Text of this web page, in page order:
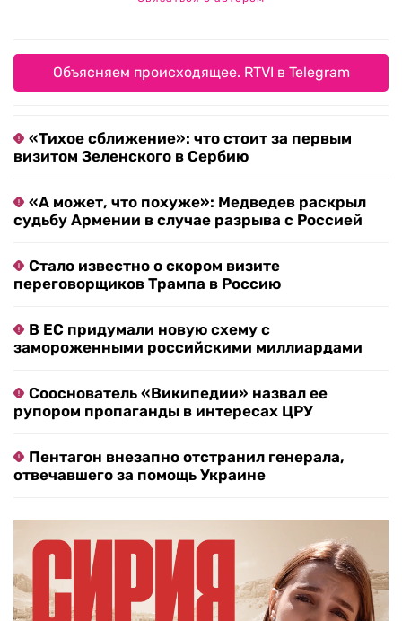
Объясняем происходящее. RTVI в Telegram
«Тихое сближение»: что стоит за первым
визитом Зеленского в Сербию
«А может, что похуже»: Медведев раскрыл
судьбу Армении в случае разрыва с Россией
Стало известно о скором визите
переговорщиков Трампа в Россию
В ЕС придумали новую схему с
замороженными российскими миллиардами
Сооснователь «Википедии» назвал ее
рупором пропаганды в интересах ЦРУ
Пентагон внезапно отстранил генерала,
отвечавшего за помощь Украине